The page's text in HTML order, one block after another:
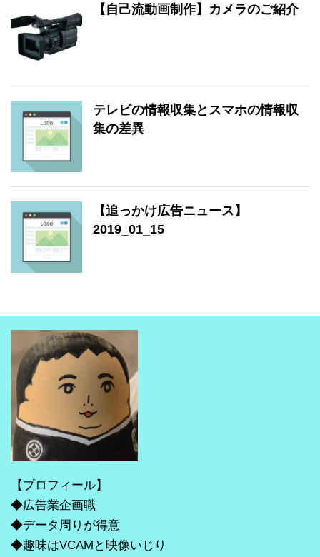
【自己流動画制作】カメラのご紹介
テレビの情報収集とスマホの情報収
集の差異
【追っかけ広告ニュース】
2019_01_15
【プロフィール】
◆広告業企画職
◆データ周りが得意
◆趣味はVCAMと映像いじり